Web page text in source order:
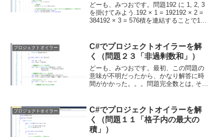
どーも、みつおです。問題192 に 1, 2, 3
を掛けてみよう.192 × 1 = 192192 × 2 =
384192 × 3 = 576積を連結することで1か
プロジェクトオイラー
C#でプロジェクトオイラーを解
く（問題２３「非過剰数和」）
どーも、みつおです。最初、この問題の
意味が不明だったから、かなり解答に時
間がかかった。。。問題完全数とは, その
の和は, 1 + 2 + 4 + 7 + 14 ...
プロジェクトオイラー
C#でプロジェクトオイラーを解
く（問題１１「格子内の最大の
積」）